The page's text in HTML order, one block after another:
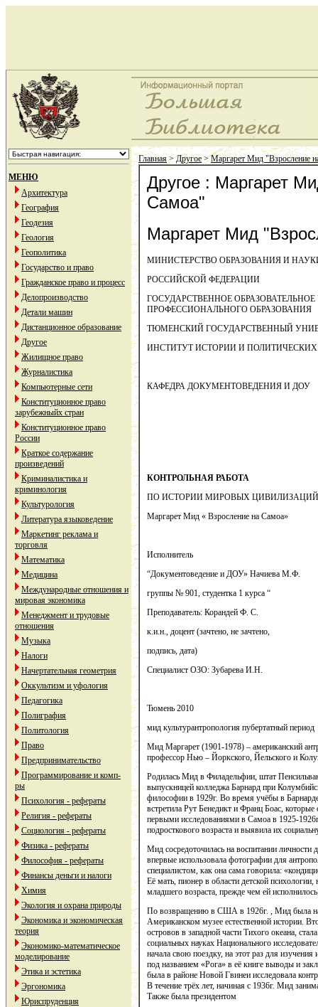
МЕНЮ
Архитектура
География
Геодезия
Геология
Геополитика
Государство и право
Гражданское право и процесс
Делопроизводство
Детали машин
Дистанционное образование
Другое
Жилищное право
Журналистика
Компьютерные сети
Конституционное право
зарубежныйх стран
Конституционное право
России
Краткое содержание
произведений
Криминалистика и
криминология
Культурология
Литература языковедение
Маркетинг реклама и
торговля
Математика
Медицина
Международные отношения и
мировая экономика
Менеджмент и трудовые
отношения
Музыка
Налоги
Начертательная геометрия
Оккультизм и уфология
Педагогика
Полиграфия
Политология
Право
Предпринимательство
Программирование и комп-
ры
Психология - рефераты
Религия - рефераты
Социология - рефераты
Физика - рефераты
Философия - рефераты
Финансы деньги и налоги
Химия
Экология и охрана природы
Экономика и экономическая
теория
Экономико-математическое
моделирование
Этика и эстетика
Эргономика
Юриспруденция
Главная>Другое>Маргарет Мид "Взросление
Другое : Маргарет
Самоа"
Маргарет Мид
МИНИСТЕРСТВО ОБРАЗОВАНИЯ И
РОССИЙСКОЙ ФЕДЕРАЦИИ
ГОСУДАРСТВЕННОЕ
ПРОФЕССИОНАЛЬНОГО ОБРАЗОВАНИЯ
ТЮМЕНСКИЙ ГОСУДАРСТВЕННЫЙ
ИНСТИТУТ ИСТОРИИ И
КАФЕДРА ДОКУМЕНТОВЕДЕНИЯ И ДОУ
КОНТРОЛЬНАЯ РАБОТА
ПО ИСТОРИИ МИРОВЫХ ЦИВИЛИЗАЦИЙ
Маргарет Мид « Взросление на Самоа»
Исполнитель
“Документоведение и ДОУ» Начиева М.Ф.
группы № 901, студентка 1 курса “
Преподаватель: Корандей Ф. С.
к.и.н., доцент (зачтено, не зачтено,
подпись, дата)
Специалист ОЗО: Зубарева И.Н.
Тюмень 2010
мид культурантропология пубертатный период
Мид Маргарет (1901-1978) – американский
профессор Нью – Йоркского, Йельского и
Родилась Мид в Филадельфии, штат
выпускницей колледжа Барнард при
философии в 1929г. Во время учёбы в
встретила Рут Бенедикт и Франц Боас,
первыми исследованиями в Самоа в 1925-
подросткового возраста и выявила их
Мид сосредоточилась на воспитании
впервые использовала фотографии для
специалистом, как она сама говорила:
Её мать, пионер в области детской психологии,
младшего возраста, прежде чем ей
По возвращению в США в 1926г. , Мид была
Американском музее естественной истории.
островов в западной части Тихого океана,
социальных науках Национального
начала свою поездку, на этот раз для
под названием «Рога» в её книге выводы и
была в районе Новой Гвинеи исследовала
В течение трёх лет, начиная с 1936г. Мид
Также была президентом